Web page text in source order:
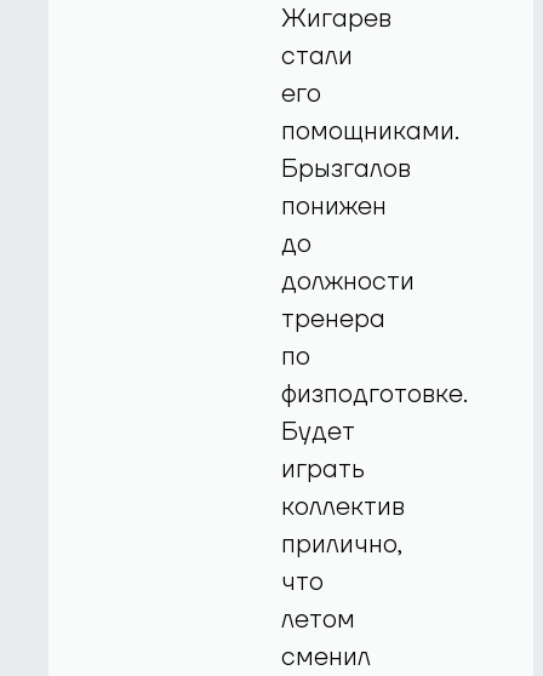
Жигарев
стали
его
помощниками.
Брызгалов
понижен
до
должности
тренера
по
физподготовке.
Будет
играть
коллектив
прилично,
что
летом
сменил